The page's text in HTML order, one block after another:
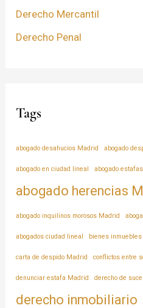
Derecho Mercantil
Derecho Penal
Tags
abogado desahucios Madrid abogado
abogado en ciudad lineal abogado
abogado herencias
abogado inquilinos morosos Madrid
abogados ciudad lineal bienes
carta de despido Madrid conflictos entre
denunciar estafa Madrid derecho de
derecho inmobiliario